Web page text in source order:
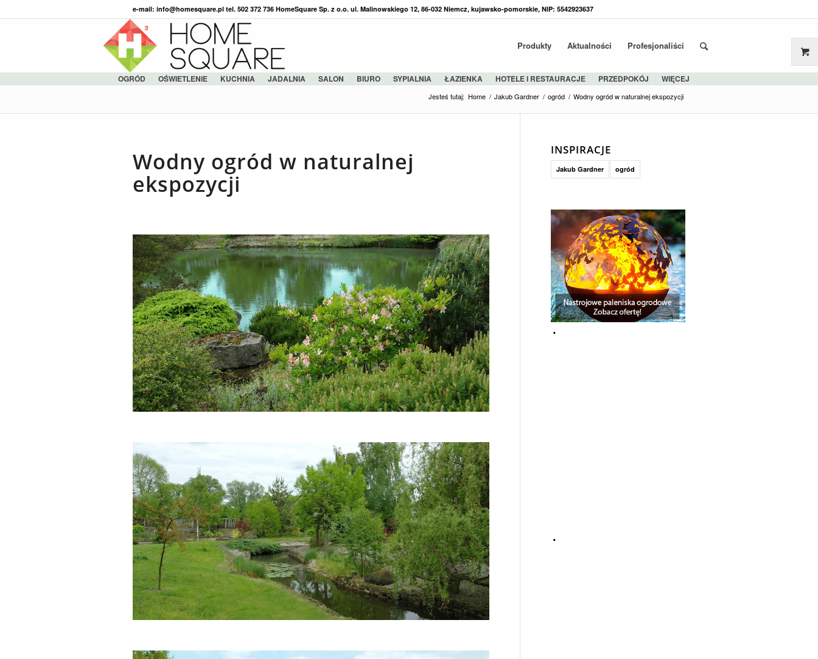
e-mail: info@homesquare.pl tel. 502 372 736 HomeSquare Sp. z o.o. ul. Malinowskiego 12, 86-032 Niemcz, kujawsko-pomorskie, NIP: 5542923637
Produkty Aktualności Profesjonaliści
OGRÓD OŚWIETLENIE KUCHNIA JADALNIA SALON BIURO SYPIALNIA ŁAZIENKA HOTELE I RESTAURACJE PRZEDPOKÓJ WIĘCEJ
Jesteś tutaj: Home / Jakub Gardner / ogród / Wodny ogród w naturalnej ekspozycji
Wodny ogród w naturalnej
ekspozycji
INSPIRACJE
Jakub Gardner ogród